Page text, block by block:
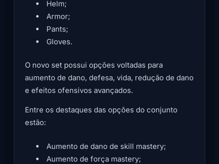
Helm;
Armor;
Pants;
Gloves.
O novo set possui opções voltadas para
aumento de dano, defesa, vida, redução de dano
e efeitos ofensivos avançados.
Entre os destaques das opções do conjunto
estão:
Aumento de dano de skill mastery;
Aumento de força mastery;